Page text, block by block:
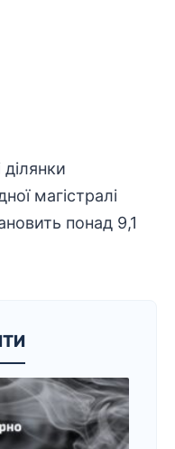
ділянки
магістралі
понад 9,1